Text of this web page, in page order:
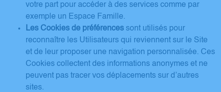
votre part pour accéder à des services comme par
exemple un Espace Famille.
Les Cookies de préférences sont utilisés pour
reconnaître les Utilisateurs qui reviennent sur le Site
et de leur proposer une navigation personnalisée. Ces
Cookies collectent des informations anonymes et ne
peuvent pas tracer vos déplacements sur d’autres
sites.